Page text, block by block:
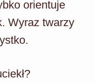
orientuje
Wyraz twarzy